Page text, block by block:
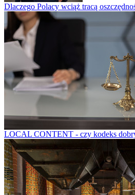
Dlaczego Polacy wciąż tracą
LOCAL CONTENT - czy kodeks